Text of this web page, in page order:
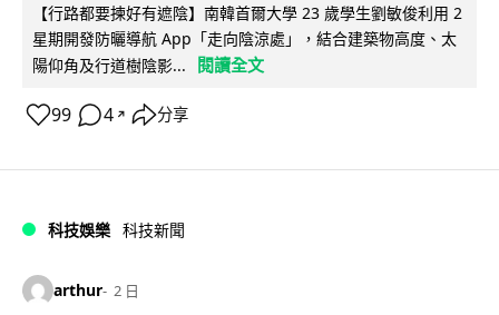
【行路都要揀好有遮陰】南韓首爾大學 23 歲學生劉敏俊利用 2
星期開發防曬導航 App「走向陰涼處」，結合建築物高度、太
陽仰角及行道樹陰影...
閱讀全文
99 4 ↗ 分享
科技娛樂 科技新聞
arthur 2 日